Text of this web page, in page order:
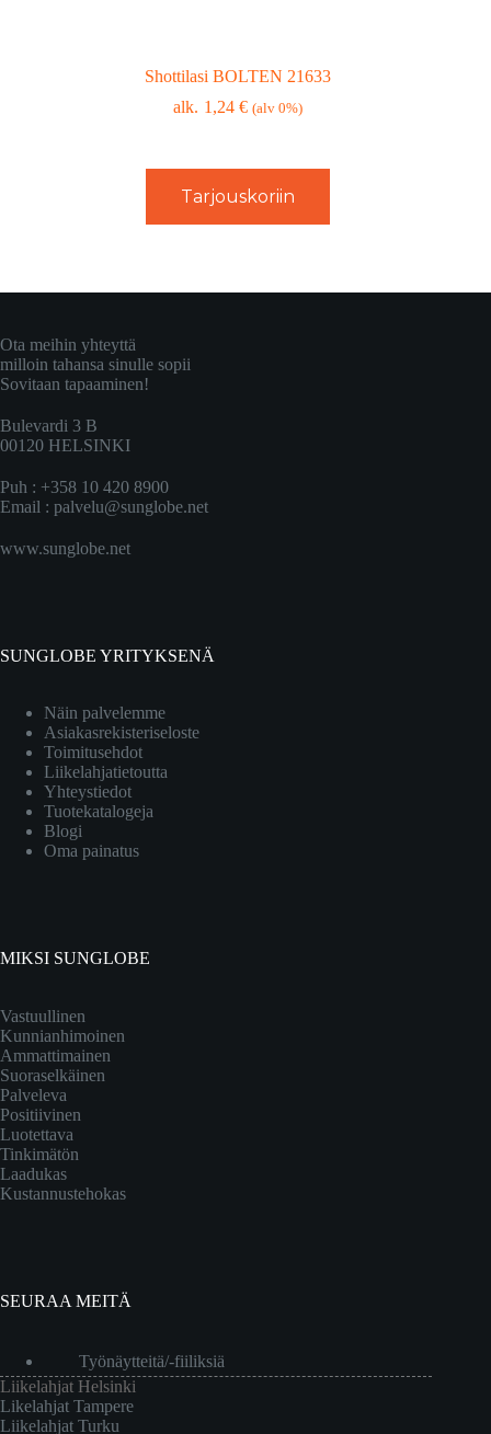
Shottilasi BOLTEN 21633
1,24€ (alv 0%)
Tarjouskoriin
Ota meihin yhteyttä
milloin tahansa sinulle sopii
Sovitaan tapaaminen!
Bulevardi 3 B
00120 HELSINKI
Puh : +358 10 420 8900
Email : palvelu@sunglobe.net
www.sunglobe.net
SUNGLOBE YRITYKSENÄ
Näin palvelemme
Asiakasrekisteriseloste
Toimitusehdot
Liikelahjatietoutta
Yhteystiedot
Tuotekatalogeja
Blogi
Oma painatus
MIKSI SUNGLOBE
Vastuullinen
Kunnianhimoinen
Ammattimainen
Suoraselkäinen
Palveleva
Positiivinen
Luotettava
Tinkimätön
Laadukas
Kustannustehokas
SEURAA MEITÄ
Työnäytteitä/-fiiliksiä
Liikelahjat Helsinki
Likelahjat Tampere
Liikelahjat Turku